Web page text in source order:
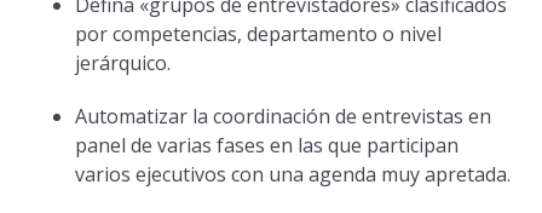
por competencias, departamento o nivel
jerárquico.
Automatizar la coordinación de entrevistas en
panel de varias fases en las que participan
varios ejecutivos con una agenda muy apretada.